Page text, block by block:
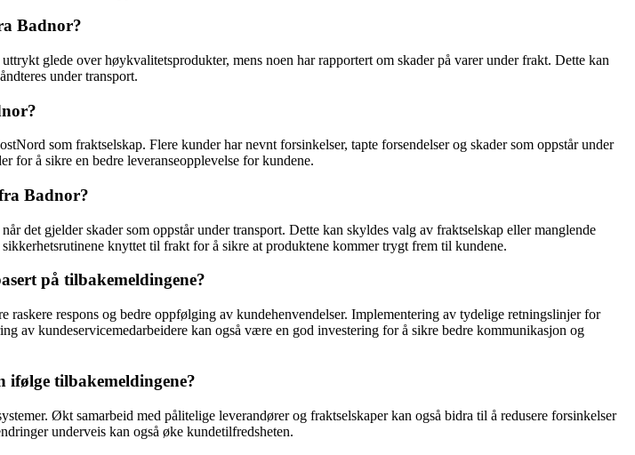
Badnor?
glede over høykvalitetsprodukter, mens noen har rapportert om skader på varer under frakt. Dette kan
under transport.
som fraktselskap. Flere kunder har nevnt forsinkelser, tapte forsendelser og skader som oppstår under
for å sikre en bedre leveranseopplevelse for kundene.
Badnor?
det gjelder skader som oppstår under transport. Dette kan skyldes valg av fraktselskap eller manglende
knyttet til frakt for å sikre at produktene kommer trygt frem til kundene.
på tilbakemeldingene?
respons og bedre oppfølging av kundehenvendelser. Implementering av tydelige retningslinjer for
av kundeservicemedarbeidere kan også være en god investering for å sikre bedre kommunikasjon og
tilbakemeldingene?
Økt samarbeid med pålitelige leverandører og fraktselskaper kan også bidra til å redusere forsinkelser
underveis kan også øke kundetilfredsheten.